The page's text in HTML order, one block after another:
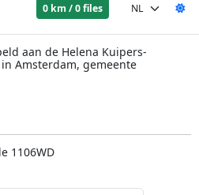
0 km / 0 files
aan de Helena Kuipers-
Amsterdam, gemeente
1106WD